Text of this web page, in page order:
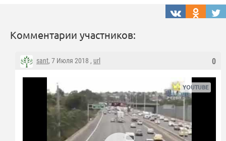
Комментарии участников:
0
sant, 7 Июля 2018 , url